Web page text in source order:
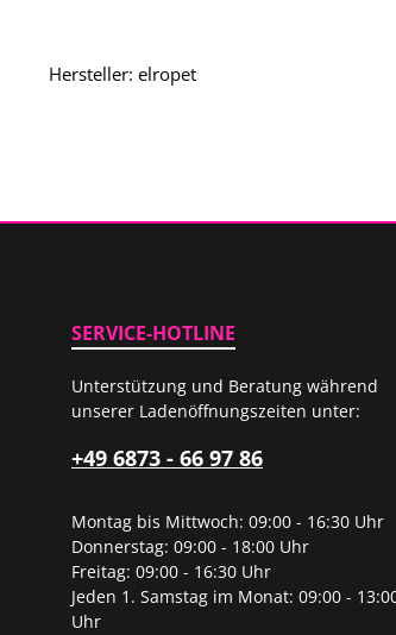
Hersteller: elropet
SERVICE-HOTLINE
Unterstützung und Beratung während
unserer Ladenöffnungszeiten unter:
+49 6873 - 66 97 86
Montag bis Mittwoch: 09:00 - 16:30 Uhr
Donnerstag: 09:00 - 18:00 Uhr
Freitag: 09:00 - 16:30 Uhr
Jeden 1. Samstag im Monat: 09:00 -
Uhr